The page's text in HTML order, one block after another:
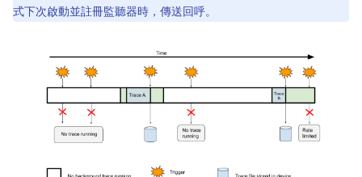
式下次啟動並註冊監聽器時，傳送回呼。